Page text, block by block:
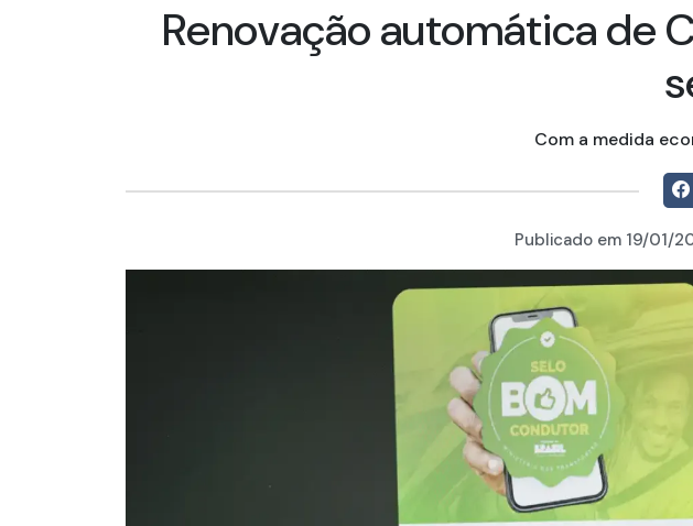
Renovação automática de
Com a medida
Publicado em 19/01/